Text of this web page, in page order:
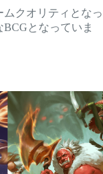
クオリティとなっ
となっていま